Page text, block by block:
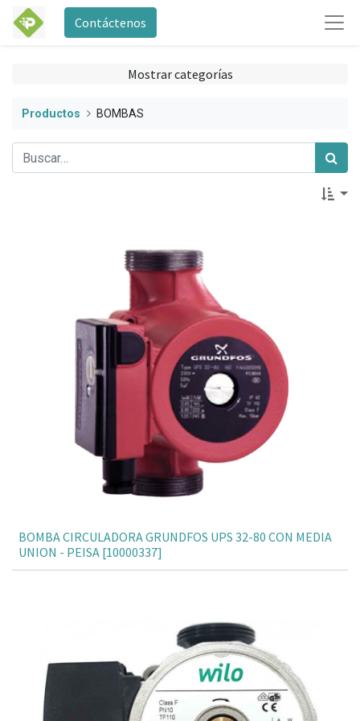
Contáctenos
Mostrar categorías
Productos BOMBAS
BOMBA CIRCULADORA GRUNDFOS UPS 32-80 CON MEDIA
UNION - PEISA [10000337]